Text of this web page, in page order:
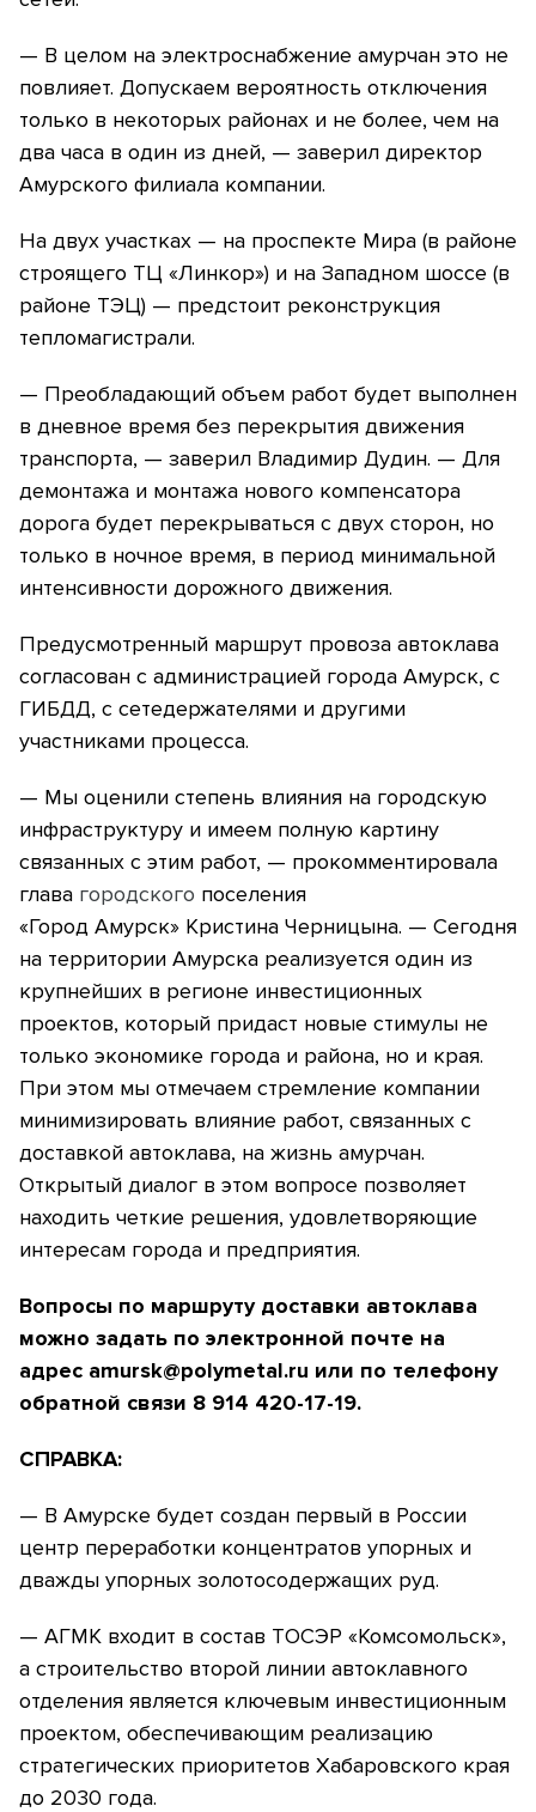
— В целом на электроснабжение амурчан это не
повлияет. Допускаем вероятность отключения
только в некоторых районах и не более, чем на
два часа в один из дней, — заверил директор
Амурского филиала компании.
На двух участках — на проспекте Мира (в районе
строящего ТЦ «Линкор») и на Западном шоссе (в
районе ТЭЦ) — предстоит реконструкция
тепломагистрали.
— Преобладающий объем работ будет выполнен
в дневное время без перекрытия движения
транспорта, — заверил Владимир Дудин. — Для
демонтажа и монтажа нового компенсатора
дорога будет перекрываться с двух сторон, но
только в ночное время, в период минимальной
интенсивности дорожного движения.
Предусмотренный маршрут провоза автоклава
согласован с администрацией города Амурск, с
ГИБДД, с сетедержателями и другими
участниками процесса.
— Мы оценили степень влияния на городскую
инфраструктуру и имеем полную картину
связанных с этим работ, — прокомментировала
глава городского поселения
«Город Амурск» Кристина Черницына. — Сегодня
на территории Амурска реализуется один из
крупнейших в регионе инвестиционных
проектов, который придаст новые стимулы не
только экономике города и района, но и края.
При этом мы отмечаем стремление компании
минимизировать влияние работ, связанных с
доставкой автоклава, на жизнь амурчан.
Открытый диалог в этом вопросе позволяет
находить четкие решения, удовлетворяющие
интересам города и предприятия.
Вопросы по маршруту доставки автоклава
можно задать по электронной почте на
адрес amursk@polymetal.ru или по телефону
обратной связи 8 914 420-17-19.
СПРАВКА:
— В Амурске будет создан первый в России
центр переработки концентратов упорных и
дважды упорных золотосодержащих руд.
— АГМК входит в состав ТОСЭР «Комсомольск»,
а строительство второй линии автоклавного
отделения является ключевым инвестиционным
проектом, обеспечивающим реализацию
стратегических приоритетов Хабаровского края
до 2030 года.